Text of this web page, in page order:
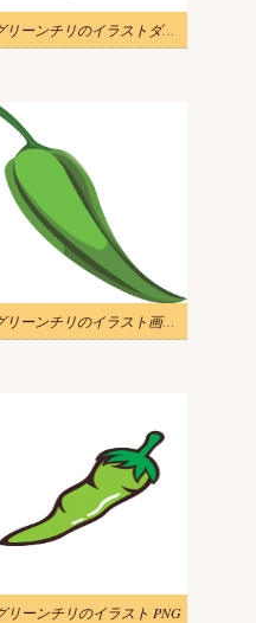
グリーンチリのイラストダウンロード
グリーンチリのイラスト画像 2
リーンチリのイラスト PNG